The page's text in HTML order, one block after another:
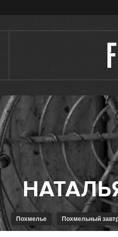
Похмелье Похмельный